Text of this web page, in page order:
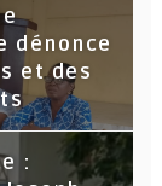
dénonce
et des
: